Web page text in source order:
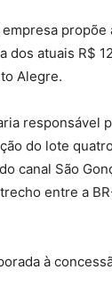
dos atuais R$
Alegre.
responsável
do lote
canal São
entre a
à